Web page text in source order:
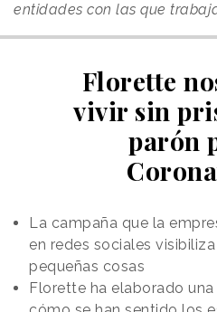
entidades con las que
Florette
vivir sin
parón
La campaña que la
en redes sociales
pequeñas cosas
Florette ha elaborado